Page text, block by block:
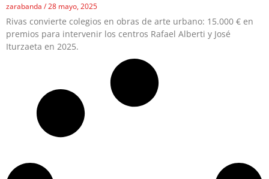
zarabanda 28 mayo, 2025
Rivas convierte colegios en obras de arte urbano: 15.000 € en
premios para intervenir los centros Rafael Alberti y José
Iturzaeta en 2025.